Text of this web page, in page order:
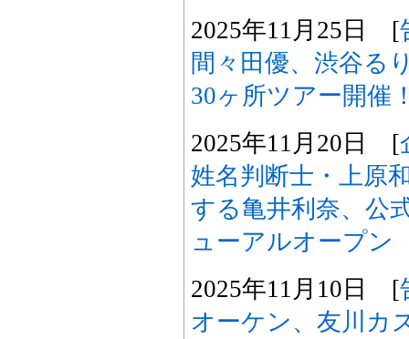
2025年11月25日 [
間々田優、渋谷る
30ヶ所ツアー開催
2025年11月20日 [
姓名判断士・上原
する亀井利奈、公
ューアルオープン
2025年11月10日 [
オーケン、友川カ